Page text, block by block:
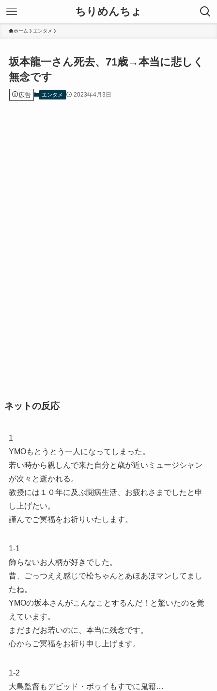
ちりめんちょ
ホーム エンタメ
坂本龍一さん死去、71歳→本当に悲しく
無念です
広告 エンタメ 2023年4月3日
ネットの反応
1
YMOもとうとう一人になってしまった。
若い時から親しんで来た自分と歳が近いミュージシャン
が次々と逝かれる。
教授には１０年に及ぶ闘病生活、お疲れさまでしたと申
し上げたい。
謹んでご冥福をお祈りいたします。
1-1
飾らないお人柄が好きでした。
昔、ごっつええ感じで松ちゃんとあほあほマンしてまし
たね。
YMOの坂本さんがこんなことするんだ！と驚いたのを覚
えています。
まだまだお若いのに、本当に残念です。
心からご冥福をお祈り申し上げます。
1-2
大島監督もデビッド・ボゥイもすでに鬼籍…